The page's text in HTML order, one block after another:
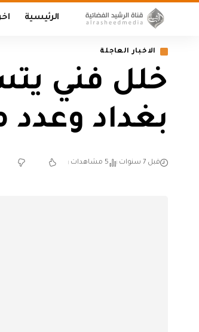
الرئيسية
الاخبار العاجلة
خلل فني
بغداد
قبل 7 سنوات 5 مشاهدات